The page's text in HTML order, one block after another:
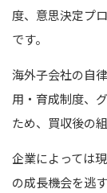
度、意思決定プ
です。
海外子会社の自
用・育成制度、
ため、買収後の
企業によっては
の成長機会を逃